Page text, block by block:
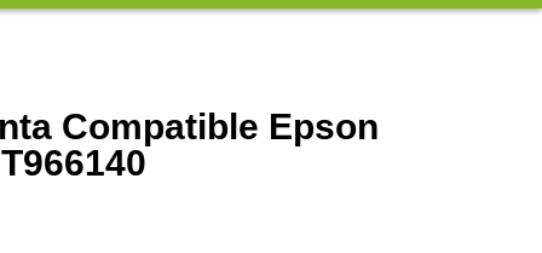
Compatible Epson